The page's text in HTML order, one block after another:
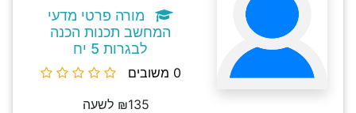
מורה פרטי מדעי
המחשב תכנות הכנה
לבגרות 5 יח
0 משובים
₪135 לשעה